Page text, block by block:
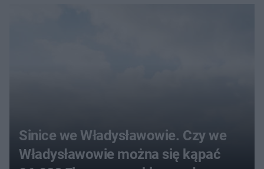
Sinice we Władysławowie. Czy we
Władysławowie można się kąpać